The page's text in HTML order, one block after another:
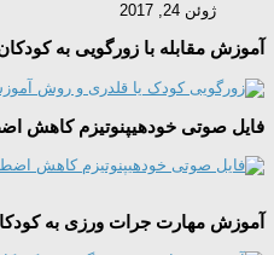
ژوئن 24, 2017
آموزش مقابله با زورگویی به
فایل صوتی خودهیپنوتیزم کاهش
آموزش مهارت جرات ورزی به